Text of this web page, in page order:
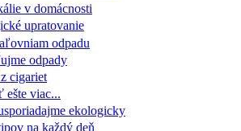
v domácnosti
upratovanie
odpadu
odpady
cigariet
ešte viac...
ekologicky
na každý deň